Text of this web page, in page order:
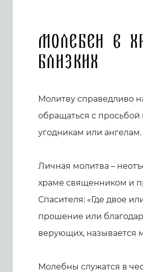
Молебен в
близких
Молитву справедливо называют дыханием души. Для верующего человека естественно
обращаться с
угодникам или ангелам.
Личная молитва –
храме священником и
Спасителя: «Где двое
прошение или
верующих, называется
Молебны служатся в